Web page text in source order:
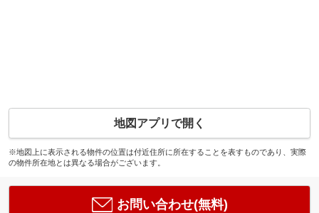
地図アプリで開く
※地図上に表示される物件の位置は付近住所に所在することを表すものであり、実際
の物件所在地とは異なる場合がございます。
お問い合わせ(無料)